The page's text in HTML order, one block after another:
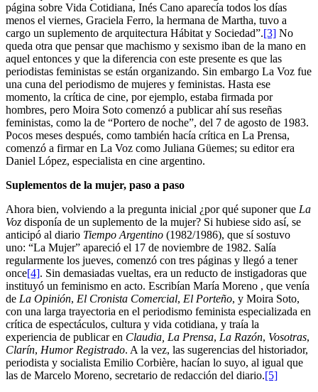
página sobre Vida Cotidiana, Inés Cano aparecía todos los días
menos el viernes, Graciela Ferro, la hermana de Martha, tuvo a
cargo un suplemento de arquitectura Hábitat y Sociedad”.[3] No
queda otra que pensar que machismo y sexismo iban de la mano en
aquel entonces y que la diferencia con este presente es que las
periodistas feministas se están organizando. Sin embargo La Voz fue
una cuna del periodismo de mujeres y feministas. Hasta ese
momento, la crítica de cine, por ejemplo, estaba firmada por
hombres, pero Moira Soto comenzó a publicar ahí sus reseñas
feministas, como la de “Portero de noche”, del 7 de agosto de 1983.
Pocos meses después, como también hacía crítica en La Prensa,
comenzó a firmar en La Voz como Juliana Güemes; su editor era
Daniel López, especialista en cine argentino.
Suplementos de la mujer, paso a paso
Ahora bien, volviendo a la pregunta inicial ¿por qué suponer que La
Voz disponía de un suplemento de la mujer? Si hubiese sido así, se
anticipó al diario Tiempo Argentino (1982/1986), que sí sostuvo
uno: “La Mujer” apareció el 17 de noviembre de 1982. Salía
regularmente los jueves, comenzó con tres páginas y llegó a tener
once[4]. Sin demasiadas vueltas, era un reducto de instigadoras que
instituyó un feminismo en acto. Escribían María Moreno , que venía
de La Opinión, El Cronista Comercial, El Porteño, y Moira Soto,
con una larga trayectoria en el periodismo feminista especializada en
crítica de espectáculos, cultura y vida cotidiana, y traía la
experiencia de publicar en Claudia, La Prensa, La Razón, Vosotras,
Clarín, Humor Registrado. A la vez, las sugerencias del historiador,
periodista y socialista Emilio Corbière, hacían lo suyo, al igual que
las de Marcelo Moreno, secretario de redacción del diario.[5]